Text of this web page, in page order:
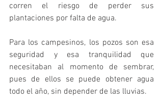
corren el riesgo de perder sus
plantaciones por falta de agua.
Para los campesinos, los pozos son esa
seguridad y esa tranquilidad que
necesitaban al momento de sembrar,
pues de ellos se puede obtener agua
todo el año, sin depender de las lluvias.